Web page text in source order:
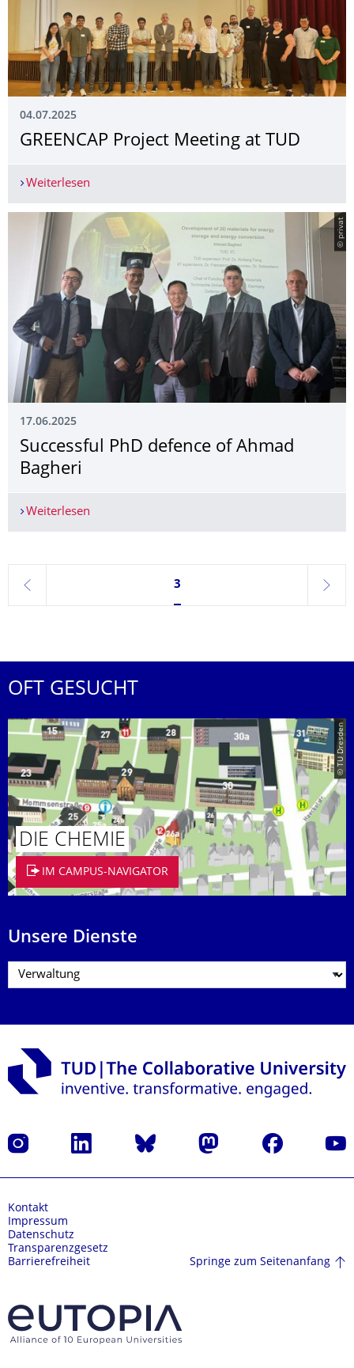
04.07.2025
­GREENCAP Project Meeting at TUD
Weiterlesen
© privat
17.06.2025
Successful PhD defence of Ahmad
Bagheri
Weiterlesen
zurück
Seite 3, aktuell ausgewählt
3
weiter
OFT GESUCHT
© TU Dresden
DIE CHEMIE
IM CAMPUS-NAVIGATOR
Unsere Dienste
Instagram LinkedIn Bluesky Mastodon Facebook
Kontakt
Impressum
Datenschutz
Transparenzgesetz
Barrierefreiheit
Springe zum Seitenanfang